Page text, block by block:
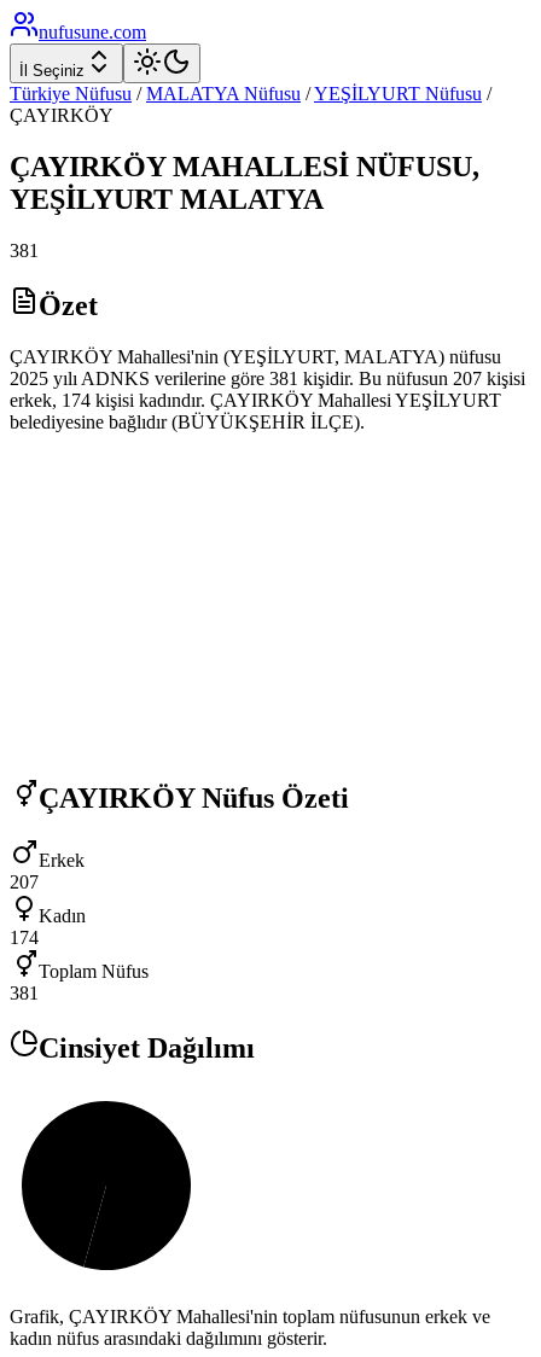
nufusune.com
İl Seçiniz
Türkiye Nüfusu / MALATYA Nüfusu /YEŞİLYURT Nüfusu /
ÇAYIRKÖY
ÇAYIRKÖYMAHALLESİ NÜFUSU,
YEŞİLYURT MALATYA
381
Özet
ÇAYIRKÖY Mahallesi'nin (YEŞİLYURT, MALATYA) nüfusu
2025 yılı ADNKS verilerine göre 381 kişidir. Bu nüfusun 207 kişisi
erkek, 174 kişisi kadındır. ÇAYIRKÖY Mahallesi YEŞİLYURT
belediyesine bağlıdır (BÜYÜKŞEHİR İLÇE).
ÇAYIRKÖYNüfus Özeti
Erkek
207
Kadın
174
Toplam Nüfus
381
Cinsiyet Dağılımı
Grafik, ÇAYIRKÖY Mahallesi'nin toplam nüfusunun erkek ve
kadın nüfus arasındaki dağılımını gösterir.